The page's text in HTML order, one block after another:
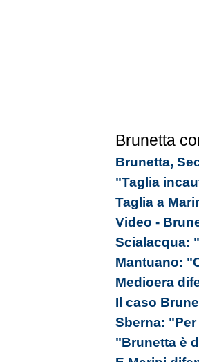
Brunetta
Brunetta,
"Taglia
Taglia a
Video -
Scialacqua:
Mantuano:
Medioera
Il caso
Sberna:
"Brunetta è